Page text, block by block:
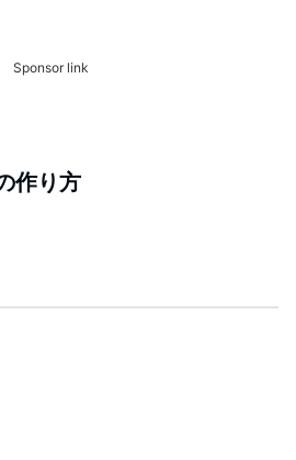
Sponsor link
作り方